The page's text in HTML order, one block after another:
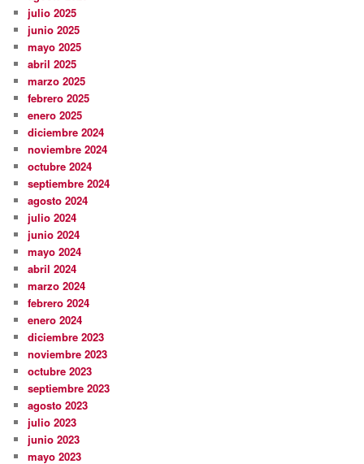
julio 2025
junio 2025
mayo 2025
abril 2025
marzo 2025
febrero 2025
enero 2025
diciembre 2024
noviembre 2024
octubre 2024
septiembre 2024
agosto 2024
julio 2024
junio 2024
mayo 2024
abril 2024
marzo 2024
febrero 2024
enero 2024
diciembre 2023
noviembre 2023
octubre 2023
septiembre 2023
agosto 2023
julio 2023
junio 2023
mayo 2023